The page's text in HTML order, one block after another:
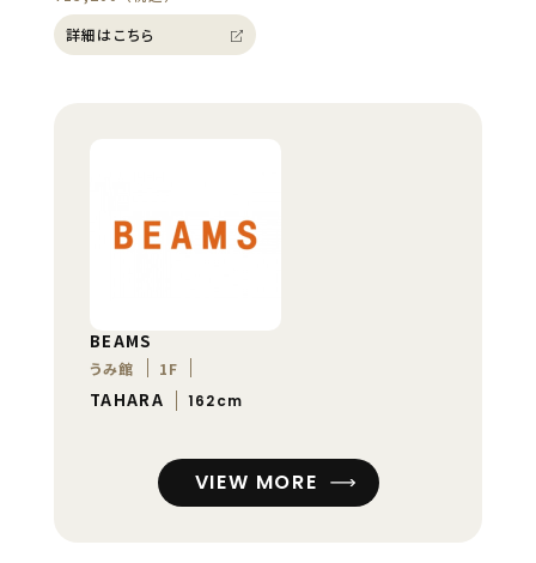
詳細はこちら
BEAMS
うみ館 1F
TAHARA 162cm
VIEW MORE